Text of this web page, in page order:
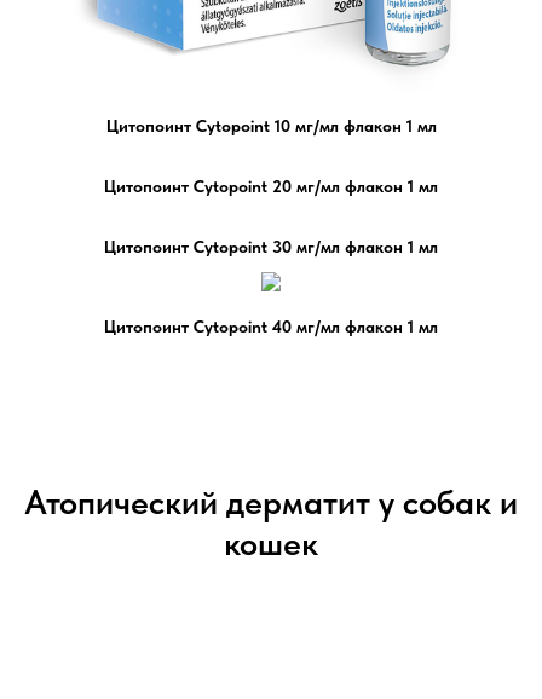
Цитопоинт Cytopoint 10 мг/мл флакон 1 мл
Цитопоинт Cytopoint 20 мг/мл флакон 1 мл
Цитопоинт Cytopoint 30 мг/мл флакон 1 мл
Цитопоинт Cytopoint 40 мг/мл флакон 1 мл
Атопический дерматит у собак и
кошек